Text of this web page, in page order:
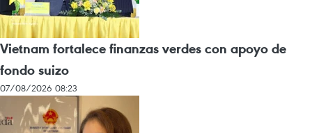
Vietnam fortalece finanzas verdes con apoyo de
fondo suizo
07/08/2026 08:23